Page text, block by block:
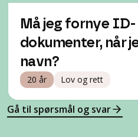
Må jeg fornye ID-
dokumenter, når
navn?
20 år Lov og rett
Gå til spørsmål og svar